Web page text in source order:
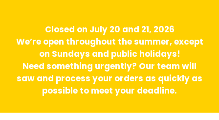
Closed on July 20 and 21, 2026
We’re open throughout the summer, except
on Sundays and public holidays!
Need something urgently? Our team will
saw and process your orders as quickly as
possible to meet your deadline.